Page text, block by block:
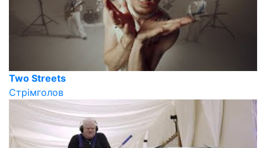
Two Streets
Стрімголов